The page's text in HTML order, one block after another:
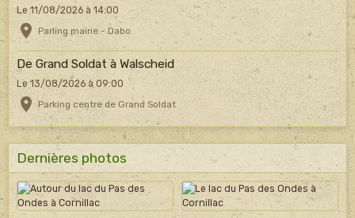
Le 11/08/2026 à 14:00
Parling mairie - Dabo
De Grand Soldat à Walscheid
Le 13/08/2026 à 09:00
Parking centre de Grand Soldat
Dernières photos